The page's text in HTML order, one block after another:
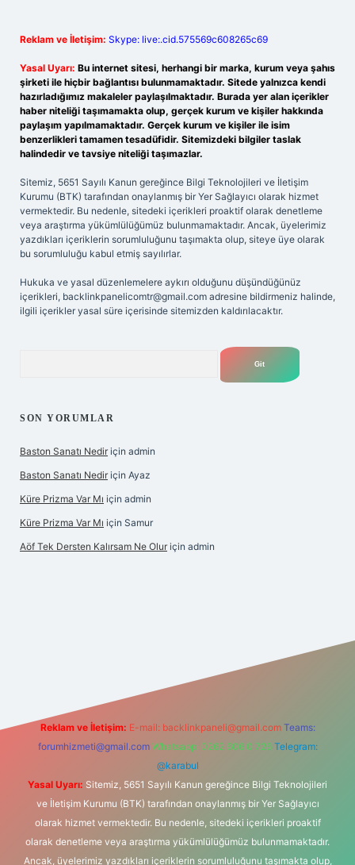
Reklam ve İletişim: Skype: live:.cid.575569c608265c69
Yasal Uyarı: Bu internet sitesi, herhangi bir marka, kurum veya şahıs
şirketi ile hiçbir bağlantısı bulunmamaktadır. Sitede yalnızca kendi
hazırladığımız makaleler paylaşılmaktadır. Burada yer alan içerikler
haber niteliği taşımamakta olup, gerçek kurum ve kişiler hakkında
paylaşım yapılmamaktadır. Gerçek kurum ve kişiler ile isim
benzerlikleri tamamen tesadüfidir. Sitemizdeki bilgiler taslak
halindedir ve tavsiye niteliği taşımazlar.
Sitemiz, 5651 Sayılı Kanun gereğince Bilgi Teknolojileri ve İletişim
Kurumu (BTK) tarafından onaylanmış bir Yer Sağlayıcı olarak hizmet
vermektedir. Bu nedenle, sitedeki içerikleri proaktif olarak denetleme
veya araştırma yükümlülüğümüz bulunmamaktadır. Ancak, üyelerimiz
yazdıkları içeriklerin sorumluluğunu taşımakta olup, siteye üye olarak
bu sorumluluğu kabul etmiş sayılırlar.
Hukuka ve yasal düzenlemelere aykırı olduğunu düşündüğünüz
içerikleri, backlinkpanelicomtr@gmail.com adresine bildirmeniz halinde,
ilgili içerikler yasal süre içerisinde sitemizden kaldırılacaktır.
SON YORUMLAR
Baston Sanatı Nedir için admin
Baston Sanatı Nedir için Ayaz
Küre Prizma Var Mı için admin
Küre Prizma Var Mı için Samur
Aöf Tek Dersten Kalırsam Ne Olur için admin
Reklam ve İletişim: E-mail: backlinkpaneli@gmail.com Teams:
forumhizmeti@gmail.com Whatsapp: 0262 606 0 726 Telegram:
@karabul
Yasal Uyarı: Sitemiz, 5651 Sayılı Kanun gereğince Bilgi Teknolojileri
ve İletişim Kurumu (BTK) tarafından onaylanmış bir Yer Sağlayıcı
olarak hizmet vermektedir. Bu nedenle, sitedeki içerikleri proaktif
olarak denetleme veya araştırma yükümlülüğümüz bulunmamaktadır.
Ancak, üyelerimiz yazdıkları içeriklerin sorumluluğunu taşımakta olup,